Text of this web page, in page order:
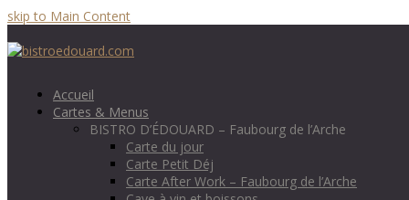
skip to Main Content
Accueil
Cartes & Menus
BISTRO D’ÉDOUARD – Faubourg de l’Arche
Carte du jour
Carte Petit Déj
Carte After Work – Faubourg de l’Arche